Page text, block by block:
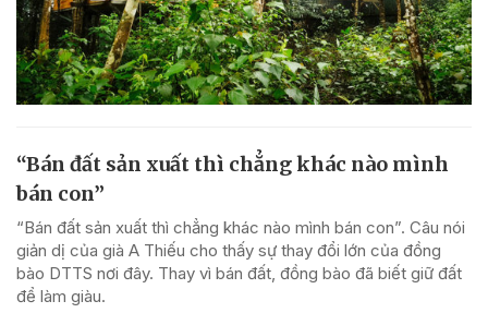
“Bán đất sản xuất thì chẳng khác nào mình
bán con”
“Bán đất sản xuất thì chẳng khác nào mình bán con”. Câu nói
giản dị của già A Thiếu cho thấy sự thay đổi lớn của đồng
bào DTTS nơi đây. Thay vì bán đất, đồng bào đã biết giữ đất
để làm giàu.